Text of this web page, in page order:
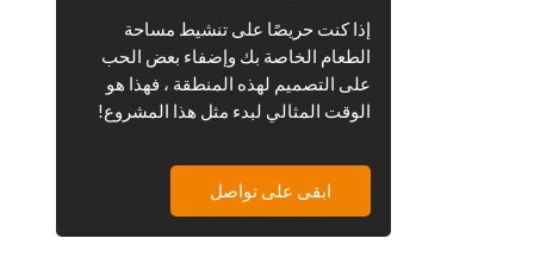
إذا كنت حريصًا على تنشيط مساحة
الطعام الخاصة بك وإضفاء بعض الحب
على التصميم لهذه المنطقة ، فهذا هو
الوقت المثالي لبدء مثل هذا المشروع!
ابقى على تواصل